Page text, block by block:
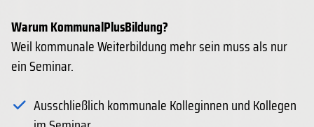
Warum KommunalPlusBildung?
Weil kommunale Weiterbildung mehr sein muss als nur
ein Seminar.
Ausschließlich kommunale Kolleginnen und Kollegen